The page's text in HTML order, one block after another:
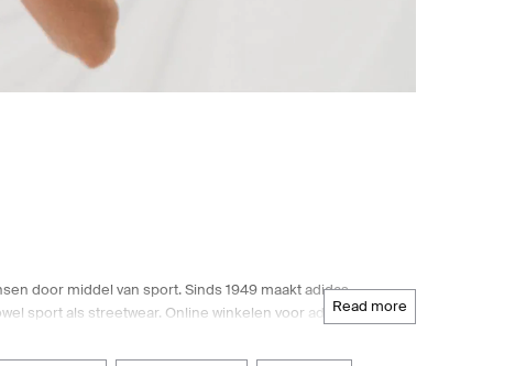
read more
door middel van sport. Sinds 1949 maakt adidas
sport als streetwear. Online winkelen voor adidas
by Stella McCartney. Boozt.com heeft alle laatste